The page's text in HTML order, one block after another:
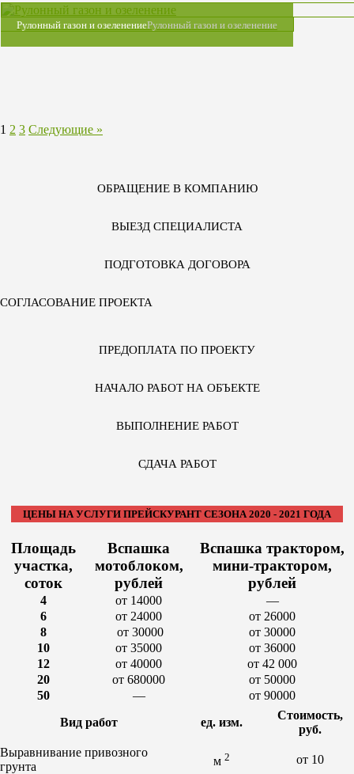
Рулонный газон и озеленениеРулонный газон и озеленение
1 2 3 Следующие »
ОБРАЩЕНИЕ В КОМПАНИЮ
ВЫЕЗД СПЕЦИАЛИСТА
ПОДГОТОВКА ДОГОВОРА
СОГЛАСОВАНИЕ ПРОЕКТА
ПРЕДОПЛАТА ПО ПРОЕКТУ
НАЧАЛО РАБОТ НА ОБЪЕКТЕ
ВЫПОЛНЕНИЕ РАБОТ
СДАЧА РАБОТ
ЦЕНЫ НА УСЛУГИ ПРЕЙСКУРАНТ СЕЗОНА 2020 - 2021 ГОДА
Площадь
участка,
соток
Вспашка
мотоблоком,
рублей
Вспашка трактором,
мини-трактором,
рублей
4 от 14000
—
6
от 24000
от 26000
8
от 30000
от 30000
10
от 35000
от 36000
12
от 40000
от 42 000
20
от 680000
от 50000
50
—
от 90000
Вид работ
ед. изм.
Стоимость,
руб.
Выравнивание привозного
грунта
м 2 от 10